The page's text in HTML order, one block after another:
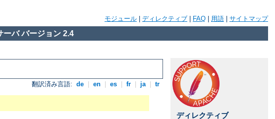
モジュール ディレクティブ FAQ 用語 サイトマップ
バ バージョン 2.4
翻訳済み言語: de en es fr ja tr
ディレクティブ